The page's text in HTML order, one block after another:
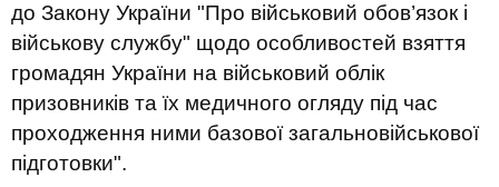
до Закону України "Про військовий обов’язок і
військову службу" щодо особливостей взяття
громадян України на військовий облік
призовників та їх медичного огляду під час
проходження ними базової загальновійськової
підготовки".